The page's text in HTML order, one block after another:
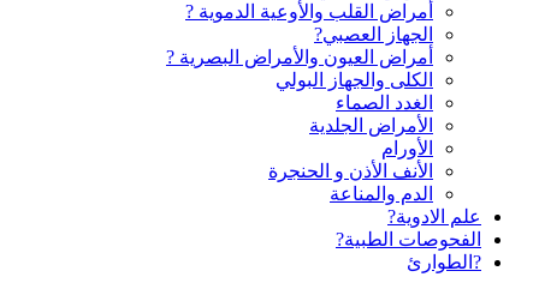
أمراض القلب والأوعية الدموية ?
الجهاز العصبي?
أمراض العيون والأمراض البصرية ?️
الكلى والجهاز البولي
الغدد الصماء
الأمراض الجلدية
الأورام
الأنف الأذن و الحنجرة
الدم والمناعة
علم الادوية?
الفحوصات الطبية?
?الطوارئ